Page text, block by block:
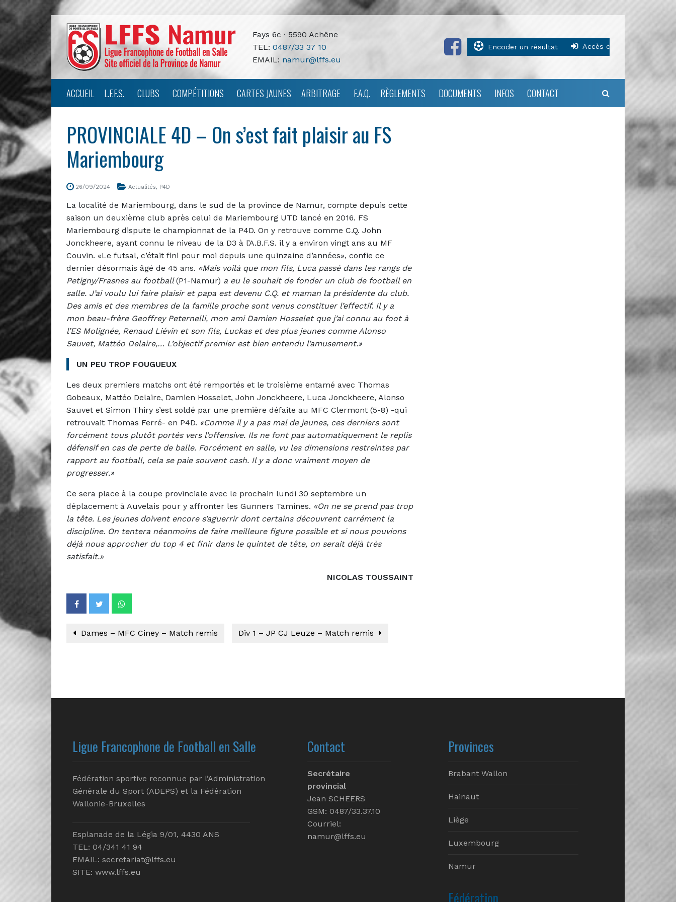
Fays 6c · 5590 Achêne
TEL: 0487/33 37 10
EMAIL: namur@lffs.eu
Encoder un résultat Accès clubs
ACCUEIL L.F.F.S. CLUBS COMPÉTITIONS CARTES JAUNES ARBITRAGE F.A.Q. RÈGLEMENTS DOCUMENTS INFOS CONTACT
PROVINCIALE 4D – On s’est fait plaisir au FS
Mariembourg
26/09/2024 Actualités, P4D
La localité de Mariembourg, dans le sud de la province de Namur, compte depuis cette
saison un deuxième club après celui de Mariembourg UTD lancé en 2016. FS
Mariembourg dispute le championnat de la P4D. On y retrouve comme C.Q. John
Jonckheere, ayant connu le niveau de la D3 à l’A.B.F.S. il y a environ vingt ans au MF
Couvin. «Le futsal, c’était fini pour moi depuis une quinzaine d’années», confie ce
dernier désormais âgé de 45 ans. «Mais voilà que mon fils, Luca passé dans les rangs de
Petigny/Frasnes au football(P1-Namur) a eu le souhait de fonder un club de football en
salle. J’ai voulu lui faire plaisir et papa est devenu C.Q. et maman la présidente du club.
Des amis et des membres de la famille proche sont venus constituer l’effectif. Il y a
mon beau-frère Geoffrey Peternelli, mon ami Damien Hosselet que j’ai connu au foot à
l’ES Molignée, Renaud Liévin et son fils, Luckas et des plus jeunes comme Alonso
Sauvet, Mattéo Delaire,… L’objectif premier est bien entendu l’amusement.»
UN PEU TROP FOUGUEUX
Les deux premiers matchs ont été remportés et le troisième entamé avec Thomas
Gobeaux, Mattéo Delaire, Damien Hosselet, John Jonckheere, Luca Jonckheere, Alonso
Sauvet et Simon Thiry s’est soldé par une première défaite au MFC Clermont (5-8) -qui
retrouvait Thomas Ferré- en P4D. «Comme il y a pas mal de jeunes, ces derniers sont
forcément tous plutôt portés vers l’offensive. Ils ne font pas automatiquement le replis
défensif en cas de perte de balle. Forcément en salle, vu les dimensions restreintes par
rapport au football, cela se paie souvent cash. Il y a donc vraiment moyen de
progresser.»
Ce sera place à la coupe provinciale avec le prochain lundi 30 septembre un
déplacement à Auvelais pour y affronter les Gunners Tamines. «On ne se prend pas trop
la tête. Les jeunes doivent encore s’aguerrir dont certains découvrent carrément la
discipline. On tentera néanmoins de faire meilleure figure possible et si nous pouvions
déjà nous approcher du top 4 et finir dans le quintet de tête, on serait déjà très
satisfait.»
NICOLAS TOUSSAINT
Dames – MFC Ciney – Match remis Div 1 – JP CJ Leuze – Match remis
Ligue Francophone de Football en Salle
Fédération sportive reconnue par l’Administration
Générale du Sport (ADEPS) et la Fédération
Wallonie-Bruxelles
Esplanade de la Légia 9/01, 4430 ANS
TEL: 04/341 41 94
EMAIL: secretariat@lffs.eu
SITE: www.lffs.eu
Contact
Secrétaire
provincial
Jean SCHEERS
GSM: 0487/33.37.10
Courriel:
namur@lffs.eu
Provinces
Brabant Wallon
Hainaut
Liège
Luxembourg
Namur
Fédération